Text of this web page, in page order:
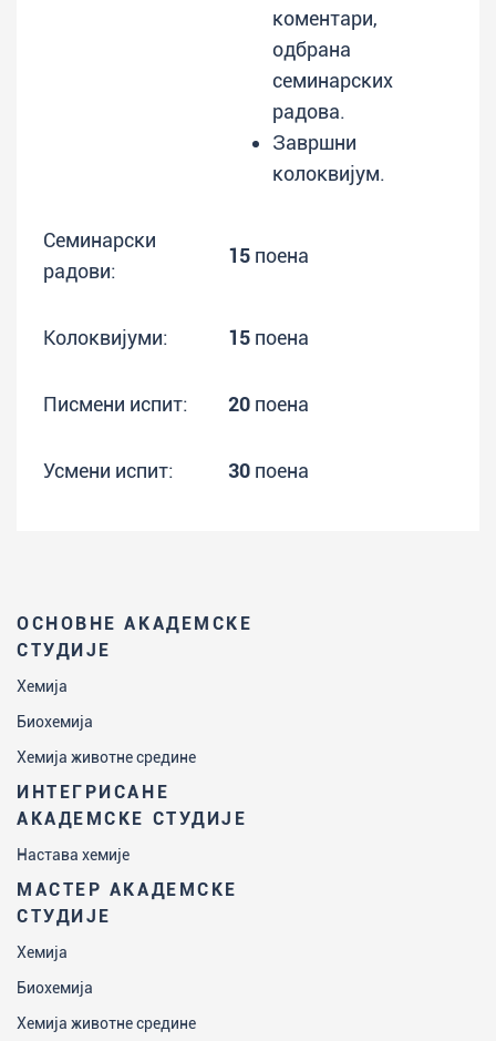
ОСНОВНЕ АКАДЕМСКЕ
СТУДИЈЕ
Хемија
Биохемија
Хемија животне средине
ИНТЕГРИСАНЕ
АКАДЕМСКЕ СТУДИЈЕ
Настава хемије
МАСТЕР АКАДЕМСКЕ
СТУДИЈЕ
Хемија
Биохемија
Хемија животне средине
коментари,
одбрана
семинарских
радова.
Завршни
колоквијум.
Семинарски
радови:
15 поена
Колоквијуми: 15 поена
Писмени испит: 20 поена
Усмени испит: 30 поена